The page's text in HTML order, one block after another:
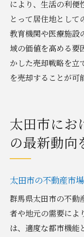
により、生活の利便
とって居住地として
教育機関や医療施設
域の価値を高める要
かした売却戦略を立
を売却することが可
太田市にお
の最新動向
太田市の不動産市
群馬県太田市の不動
者や地元の需要によ
は、適度な都市機能